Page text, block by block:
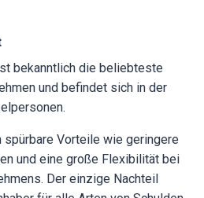
bekanntlich die beliebteste
und befindet sich in der
spürbare Vorteile wie geringere
und eine große Flexibilität bei
Der einzige Nachteil